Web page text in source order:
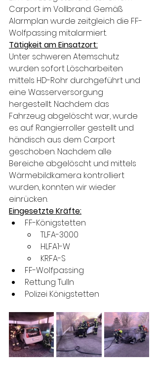
Carport im Vollbrand. Gemäß
Alarmplan wurde zeitgleich die FF-
Wolfpassing mitalarmiert.
Tätigkeit am Einsatzort:
Unter schweren Atemschutz
wurden sofort Löscharbeiten
mittels HD-Rohr durchgeführt und
eine Wasserversorgung
hergestellt. Nachdem das
Fahrzeug abgelöscht war, wurde
es auf Rangierroller gestellt und
händisch aus dem Carport
geschoben. Nachdem alle
Bereiche abgelöscht und mittels
Wärmebildkamera kontrolliert
wurden, konnten wir wieder
einrücken.
Eingesetzte Kräfte:
FF-Königstetten
TLFA-3000
HLFA1-W
KRFA-S
FF-Wolfpassing
Rettung Tulln
Polizei Königstetten